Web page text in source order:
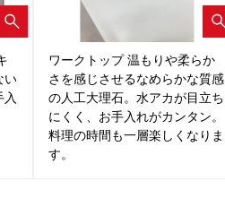
い
ワークトップ 温もりや柔らか
さを感じさせるなめらかな質感
の人工大理石。水アカが目立ち
にくく、お手入れがカンタン。
料理の時間も一層楽しくなりま
す。